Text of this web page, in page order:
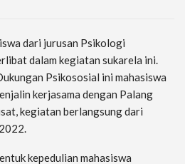
dari jurusan Psikologi
dalam kegiatan sukarela ini.
Psikososial ini mahasiswa
kerjasama dengan Palang
kegiatan berlangsung dari
kepedulian mahasiswa